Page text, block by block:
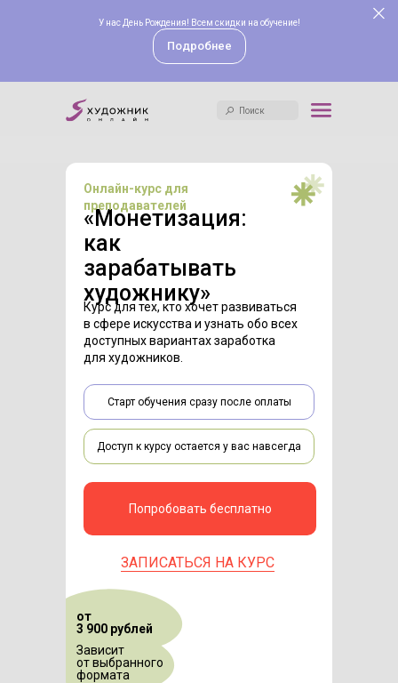
У нас День Рождения! Всем скидки на обучение!
Подробнее
Поиск
Поиск
«Монетизация:
как
зарабатывать
художнику»
Курс для тех, кто хочет развиваться
в сфере искусства и узнать обо всех
доступных вариантах заработка
для художников.
Онлайн-курс для
преподавателей
Доступ к курсу остается у вас навсегда
Старт обучения сразу после оплаты
Попробовать бесплатно
ЗАПИСАТЬСЯ НА КУРС
от
3 900 рублей
Зависит
от выбранного
формата